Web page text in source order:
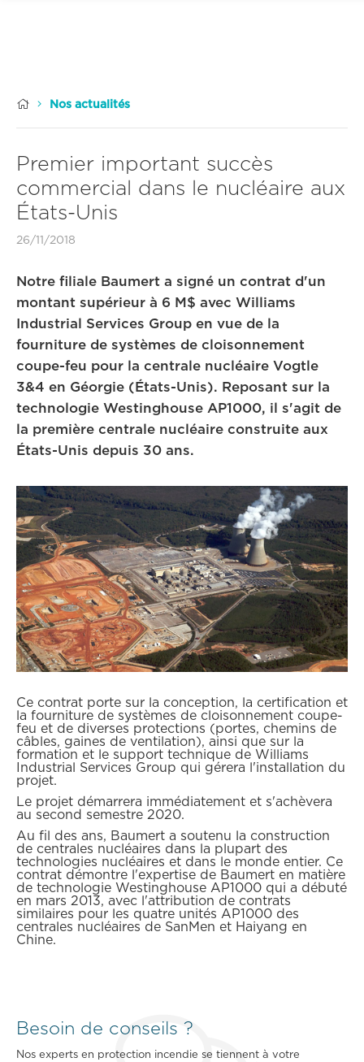
  Nos actualités
Premier important succès
commercial dans le nucléaire aux
États-Unis
26/11/2018
Notre filiale Baumert a signé un contrat d'un
montant supérieur à 6 M$ avec Williams
Industrial Services Group en vue de la
fourniture de systèmes de cloisonnement
coupe-feu pour la centrale nucléaire Vogtle
3&4 en Géorgie (États-Unis). Reposant sur la
technologie Westinghouse AP1000, il s'agit de
la première centrale nucléaire construite aux
États-Unis depuis 30 ans.
Ce contrat porte sur la conception, la certification et
la fourniture de systèmes de cloisonnement coupe-
feu et de diverses protections (portes, chemins de
câbles, gaines de ventilation), ainsi que sur la
formation et le support technique de Williams
Industrial Services Group qui gérera l'installation du
projet.
Le projet démarrera immédiatement et s'achèvera
au second semestre 2020.
Au fil des ans, Baumert a soutenu la construction
de centrales nucléaires dans la plupart des
technologies nucléaires et dans le monde entier. Ce
contrat démontre l'expertise de Baumert en matière
de technologie Westinghouse AP1000 qui a débuté
en mars 2013, avec l'attribution de contrats
similaires pour les quatre unités AP1000 des
centrales nucléaires de SanMen et Haiyang en
Chine.
Besoin de conseils ?
Nos experts en protection incendie se tiennent à votre